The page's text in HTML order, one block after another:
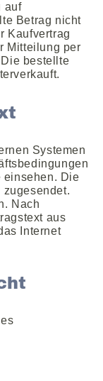
auf
Betrag nicht
Kaufvertrag
Mitteilung per
bestellte
Systemen
einsehen. Die
Nach
aus
Internet